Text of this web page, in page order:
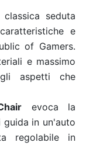
seduta
e
of Gamers.
e massimo
aspetti che
evoca la
in un'auto
regolabile in